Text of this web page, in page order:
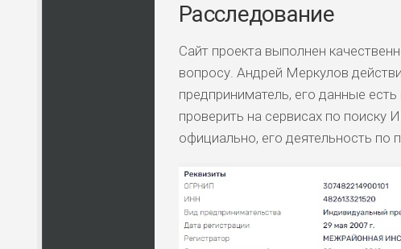
ПОДОЙДЕТ
ПОДОЙДЕТ
ВСЕМ
Расследование
Сайт проекта выполнен
вопросу. Андрей Меркулов
предприниматель, его данные
проверить на сервисах по поиску
официально, его деятельность по